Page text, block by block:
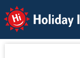
Holiday Info